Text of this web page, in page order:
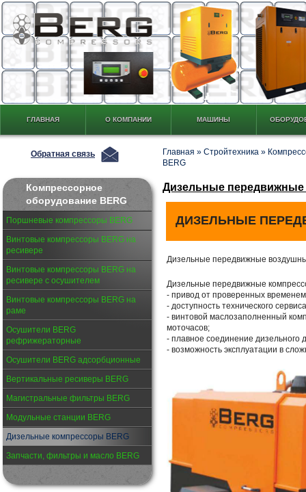
ГЛАВНАЯ О КОМПАНИИ МАШИНЫ
Обратная связь
Компрессорное
оборудование BERG
Поршневые компрессоры BERG
Винтовые компрессоры BERG на
ресивере
Винтовые компрессоры BERG на
ресивере с осушителем
Винтовые компрессоры BERG на
раме
Осушители BERG
рефрижераторные
Осушители BERG адсорбционные
Вертикальные ресиверы BERG
Магистральные фильтры BERG
Модульные станции BERG
Дизельные компрессоры BERG
Запчасти, фильтры и масло BERG
Главная » Стройтехника »
BERG
Дизельные
ДИЗЕЛЬНЫЕ
Дизельные передвижные
Дизельные передвижные
- привод от проверенных
- доступность технического
- винтовой маслозаполненный
моточасов;
- плавное соединение дизельного
- возможность эксплуатации в